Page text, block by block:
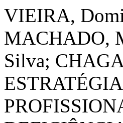
VIEIRA,
MACHADO,
Silva;